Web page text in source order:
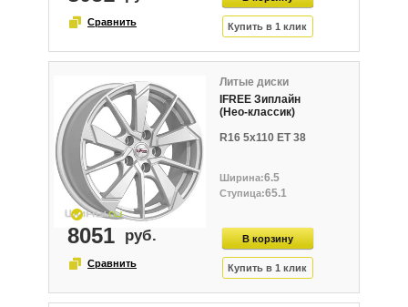
Литые диски
IFREE Зиплайн
(Нео-классик)
R16 5x110 ET 38
6.5
65.1
8051